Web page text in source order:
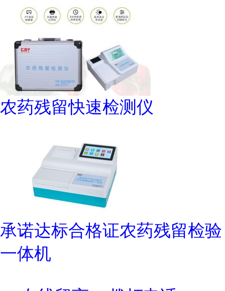
农药残留快速检测仪
承诺达标合格证农药残留检验
一体机